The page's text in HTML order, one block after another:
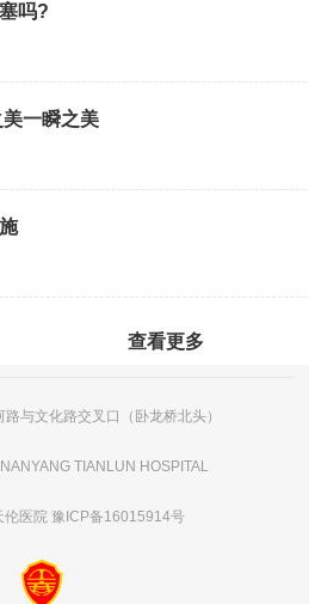
吗?
一瞬之美
查看更多
与文化路交叉口（卧龙桥北头）
TIANLUN HOSPITAL
伦医院 豫ICP备16015914号